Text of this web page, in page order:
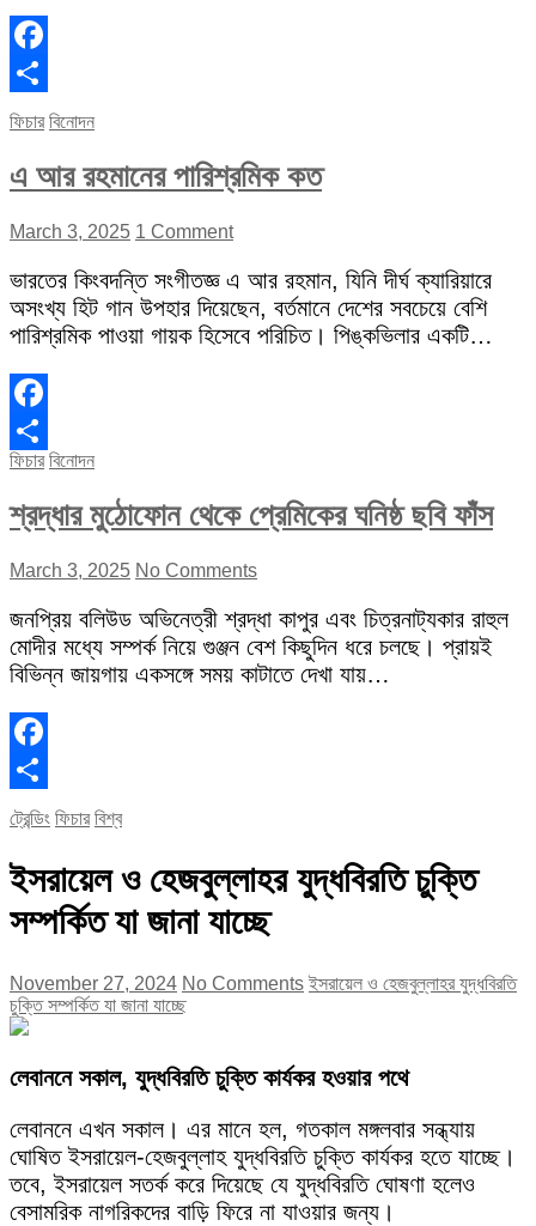
Facebook
Share
ফিচার বিনোদন
এ আর রহমানের পারিশ্রমিক কত
March 3, 2025 1 Comment
ভারতের কিংবদন্তি সংগীতজ্ঞ এ আর রহমান, যিনি দীর্ঘ ক্যারিয়ারে
অসংখ্য হিট গান উপহার দিয়েছেন, বর্তমানে দেশের সবচেয়ে বেশি
পারিশ্রমিক পাওয়া গায়ক হিসেবে পরিচিত। পিঙ্কভিলার একটি…
Facebook
Share
ফিচার বিনোদন
শ্রদ্ধার মুঠোফোন থেকে প্রেমিকের ঘনিষ্ঠ ছবি ফাঁস
March 3, 2025 No Comments
জনপ্রিয় বলিউড অভিনেত্রী শ্রদ্ধা কাপুর এবং চিত্রনাট্যকার রাহুল
মোদীর মধ্যে সম্পর্ক নিয়ে গুঞ্জন বেশ কিছুদিন ধরে চলছে। প্রায়ই
বিভিন্ন জায়গায় একসঙ্গে সময় কাটাতে দেখা যায়…
Facebook
Share
ট্রেন্ডিং ফিচার বিশ্ব
ইসরায়েল ও হেজবুল্লাহর যুদ্ধবিরতি চুক্তি
সম্পর্কিত যা জানা যাচ্ছে
November 27, 2024 No Comments ইসরায়েল ও হেজবুল্লাহর যুদ্ধবিরতি
চুক্তি সম্পর্কিত যা জানা যাচ্ছে
লেবাননে সকাল, যুদ্ধবিরতি চুক্তি কার্যকর হওয়ার পথে
লেবাননে এখন সকাল। এর মানে হল, গতকাল মঙ্গলবার সন্ধ্যায়
ঘোষিত ইসরায়েল-হেজবুল্লাহ যুদ্ধবিরতি চুক্তি কার্যকর হতে যাচ্ছে।
তবে, ইসরায়েল সতর্ক করে দিয়েছে যে যুদ্ধবিরতি ঘোষণা হলেও
বেসামরিক নাগরিকদের বাড়ি ফিরে না যাওয়ার জন্য।